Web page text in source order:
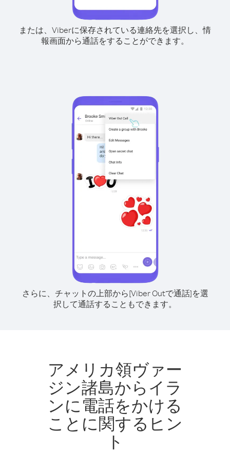
または、Viberに保存されている連絡先を選択し、情
報画面から通話をすることができます。
さらに、チャットの上部から[Viber Outで通話]を選
択して通話することもできます。
アメリカ領ヴァー
ジン諸島からイラ
ンに電話をかける
ことに関するヒン
ト